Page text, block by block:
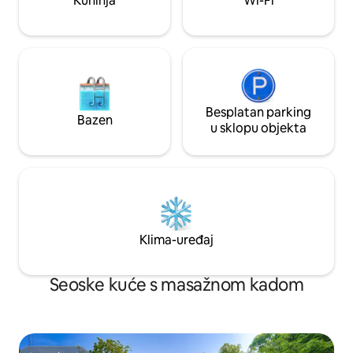
minuta...
Bazen
Besplatan parking
u sklopu objekta
Klima-uređaj
Seoske kuće s masažnom kadom